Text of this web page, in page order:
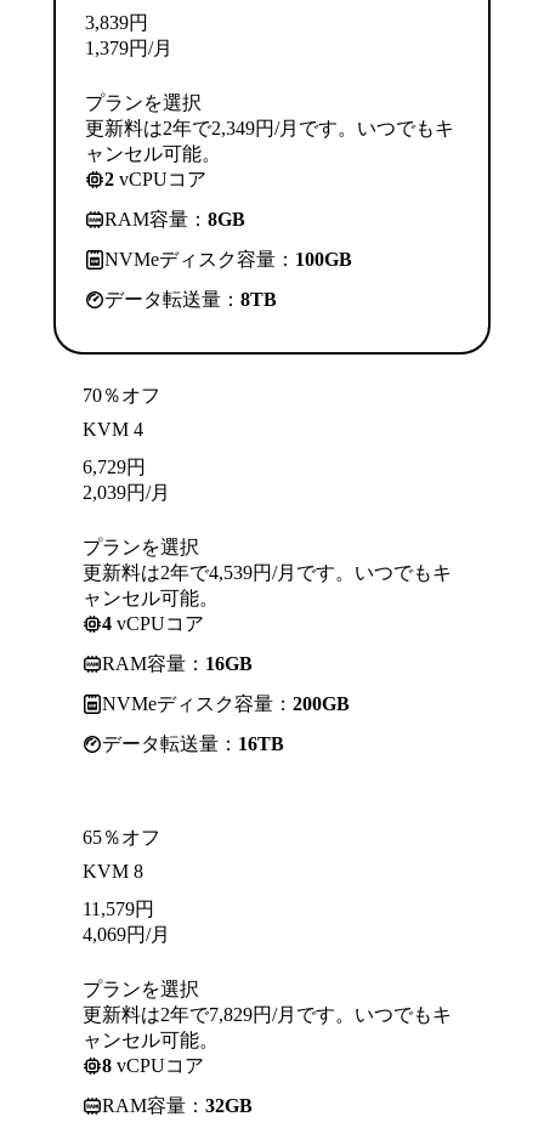
3,839円
1,379円/月
プランを選択
更新料は2年で2,349円/月です。いつでもキ
ャンセル可能。
2 vCPUコア
RAM容量： 8GB
NVMeディスク容量： 100GB
データ転送量： 8TB
70％オフ
KVM 4
6,729円
2,039円/月
プランを選択
更新料は2年で4,539円/月です。いつでもキ
ャンセル可能。
4 vCPUコア
RAM容量： 16GB
NVMeディスク容量： 200GB
データ転送量： 16TB
65％オフ
KVM 8
11,579円
4,069円/月
プランを選択
更新料は2年で7,829円/月です。いつでもキ
ャンセル可能。
8 vCPUコア
RAM容量： 32GB